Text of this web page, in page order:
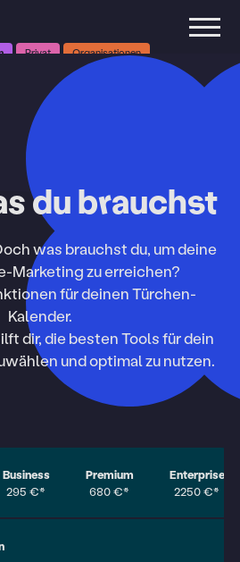
Privat Organisationen
du brauchst
was brauchst du, um deine
Marketing zu erreichen?
für deinen Türchen-
Kalender.
dir, die besten Tools für dein
und optimal zu nutzen.
Business
295 €*
Premium
680 €*
Enterprise
2250 €*